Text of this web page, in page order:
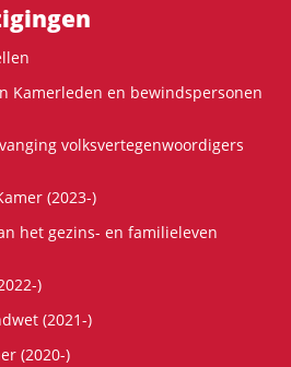
Kamerleden en bewindspersonen
volksvertegenwoordigers
(2023-)
het gezins- en familieleven
)
(2021-)
(2020-)